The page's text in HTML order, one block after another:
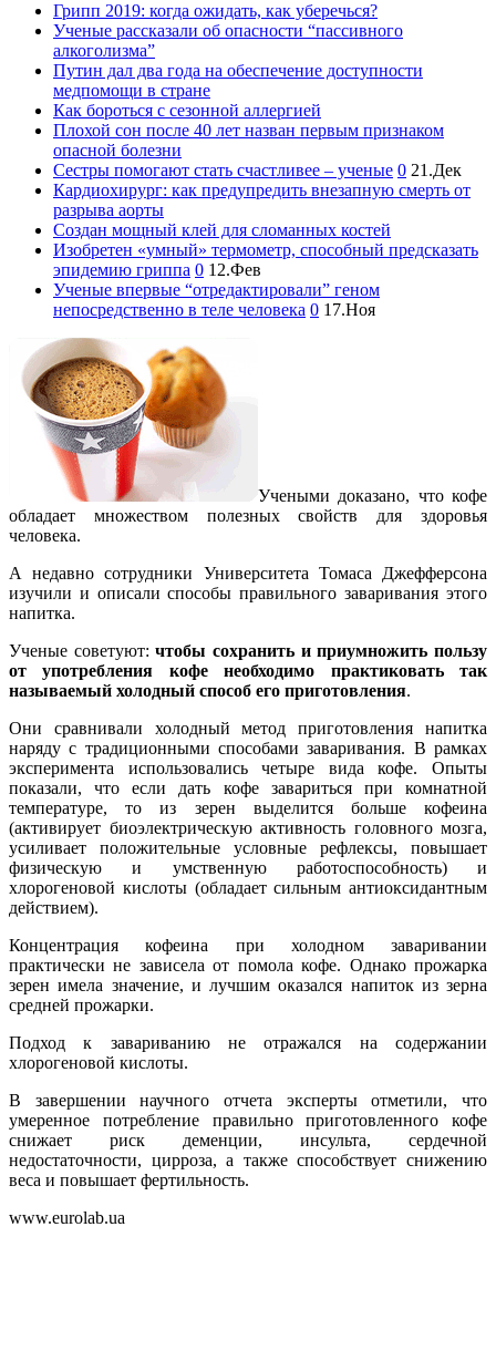
Грипп 2019: когда ожидать, как уберечься?
Ученые рассказали об опасности “пассивного
алкоголизма”
Путин дал два года на обеспечение доступности
медпомощи в стране
Как бороться с сезонной аллергией
Плохой сон после 40 лет назван первым признаком
опасной болезни
Сестры помогают стать счастливее – ученые 0 21.Дек
Кардиохирург: как предупредить внезапную смерть от
разрыва аорты
Создан мощный клей для сломанных костей
Изобретен «умный» термометр, способный предсказать
эпидемию гриппа 0 12.Фев
Ученые впервые “отредактировали” геном
непосредственно в теле человека 0 17.Ноя
Учеными доказано, что кофе
обладает множеством полезных свойств для здоровья
человека.
А недавно сотрудники Университета Томаса Джефферсона
изучили и описали способы правильного заваривания этого
напитка.
Ученые советуют:чтобы сохранить и приумножить пользу
от употребления кофе необходимо практиковать так
называемый холодный способ его приготовления.
Они сравнивали холодный метод приготовления напитка
наряду с традиционными способами заваривания. В рамках
эксперимента использовались четыре вида кофе. Опыты
показали, что если дать кофе завариться при комнатной
температуре, то из зерен выделится больше кофеина
(активирует биоэлектрическую активность головного мозга,
усиливает положительные условные рефлексы, повышает
физическую и умственную работоспособность) и
хлорогеновой кислоты (обладает сильным антиоксидантным
действием).
Концентрация кофеина при холодном заваривании
практически не зависела от помола кофе. Однако прожарка
зерен имела значение, и лучшим оказался напиток из зерна
средней прожарки.
Подход к завариванию не отражался на содержании
хлорогеновой кислоты.
В завершении научного отчета эксперты отметили, что
умеренное потребление правильно приготовленного кофе
снижает риск деменции, инсульта, сердечной
недостаточности, цирроза, а также способствует снижению
веса и повышает фертильность.
www.eurolab.ua